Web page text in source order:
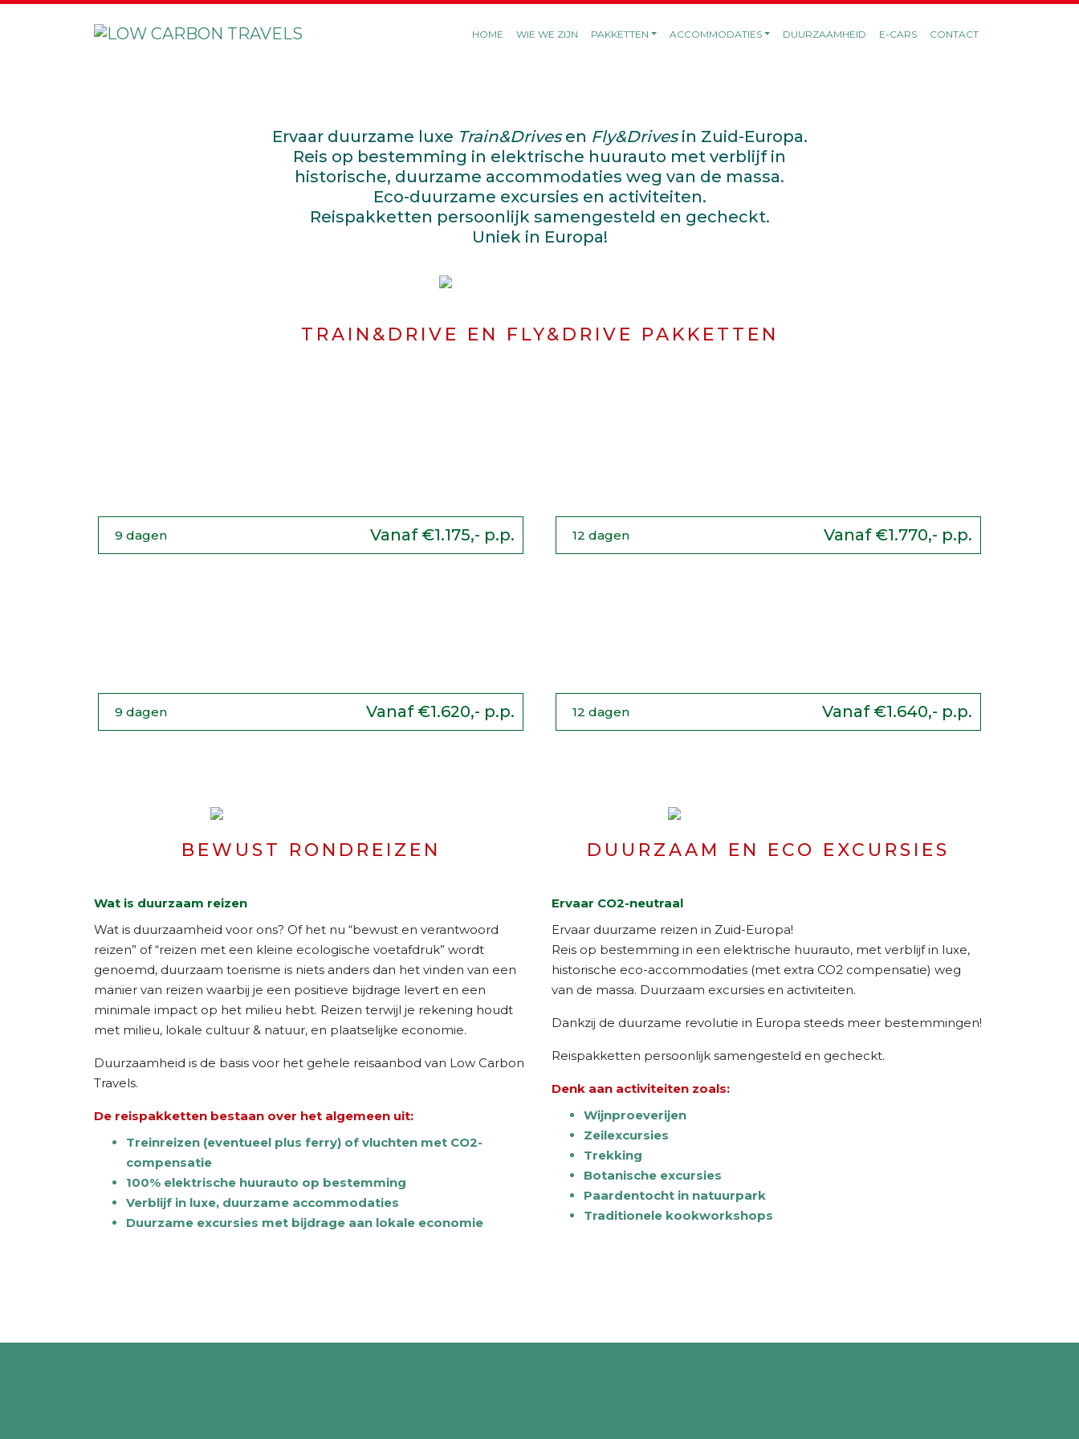
HOME WIE WE ZIJN PAKKETTEN ACCOMMODATIES DUURZAAMHEID E-CARS CONTACT
Ervaar duurzame luxe Train&Drivesen Fly&Drivesin Zuid-Europa.
Reis op bestemming in elektrische huurauto met verblijf in
historische, duurzame accommodaties weg van de massa.
Eco-duurzame excursies en activiteiten.
Reispakketten persoonlijk samengesteld en gecheckt.
Uniek in Europa!
TRAIN&DRIVE EN FLY&DRIVE PAKKETTEN
9 dagen Vanaf €1.175,- p.p. 12 dagen Vanaf €1.770,- p.p.
9 dagen Vanaf €1.620,- p.p. 12 dagen Vanaf €1.640,- p.p.
BEWUST RONDREIZEN
Wat is duurzaam reizen
Wat is duurzaamheid voor ons? Of het nu “bewust en verantwoord
reizen” of “reizen met een kleine ecologische voetafdruk” wordt
genoemd, duurzaam toerisme is niets anders dan het vinden van een
manier van reizen waarbij je een positieve bijdrage levert en een
minimale impact op het milieu hebt. Reizen terwijl je rekening houdt
met milieu, lokale cultuur & natuur, en plaatselijke economie.
Duurzaamheid is de basis voor het gehele reisaanbod van Low Carbon
Travels.
De reispakketten bestaan over het algemeen uit:
Treinreizen (eventueel plus ferry) of vluchten met CO2-
compensatie
100% elektrische huurauto op bestemming
Verblijf in luxe, duurzame accommodaties
Duurzame excursies met bijdrage aan lokale economie
DUURZAAM EN ECO EXCURSIES
Ervaar CO2-neutraal
Ervaar duurzame reizen in Zuid-Europa!
Reis op bestemming in een elektrische huurauto, met verblijf in luxe,
historische eco-accommodaties (met extra CO2 compensatie) weg
van de massa. Duurzaam excursies en activiteiten.
Dankzij de duurzame revolutie in Europa steeds meer bestemmingen!
Reispakketten persoonlijk samengesteld en gecheckt.
Denk aan activiteiten zoals:
Wijnproeverijen
Zeilexcursies
Trekking
Botanische excursies
Paardentocht in natuurpark
Traditionele kookworkshops